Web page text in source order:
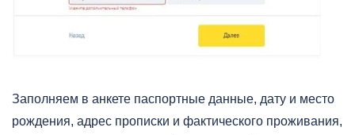
Заполняем в анкете паспортные данные, дату и место
рождения, адрес прописки и фактического проживания,